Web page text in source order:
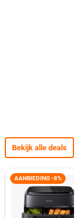
Bekijk alle deals
AANBIEDING -8%